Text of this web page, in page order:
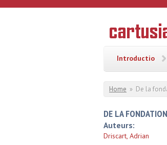
Overslaan en naar de inhoud gaan
Geschiedenis
van de
Introductio
U bent
Home » De la
DE LA
Auteurs:
Driscart, Adrian